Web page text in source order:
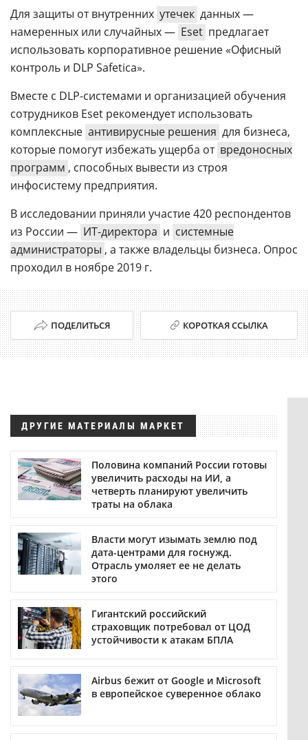
Для защиты от внутренних утечек данных —
намеренных или случайных — Eset предлагает
использовать корпоративное решение «Офисный
контроль и DLP Safetica».
Вместе с DLP-системами и организацией обучения
сотрудников Eset рекомендует использовать
комплексные антивирусные решения для бизнеса,
которые помогут избежать ущерба от вредоносных
программ , способных вывести из строя
инфосистему предприятия.
В исследовании приняли участие 420 респондентов
из России — ИТ-директора и системные
администраторы , а также владельцы бизнеса. Опрос
проходил в ноябре 2019 г.
ПОДЕЛИТЬСЯ КОРОТКАЯ ССЫЛКА
ДРУГИЕ МАТЕРИАЛЫ МАРКЕТ
Половина компаний России готовы
увеличить расходы на ИИ, а
четверть планируют увеличить
траты на облака
Власти могут изымать землю под
дата-центрами для госнужд.
Отрасль умоляет ее не делать
этого
Гигантский российский
страховщик потребовал от ЦОД
устойчивости к атакам БПЛА
Airbus бежит от Google и Microsoft
в европейское суверенное облако